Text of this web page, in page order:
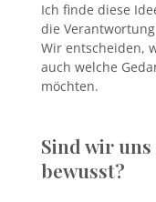
Ich finde diese
die
Wir entscheiden,
auch welche
möchten.
Sind wir
bewusst?